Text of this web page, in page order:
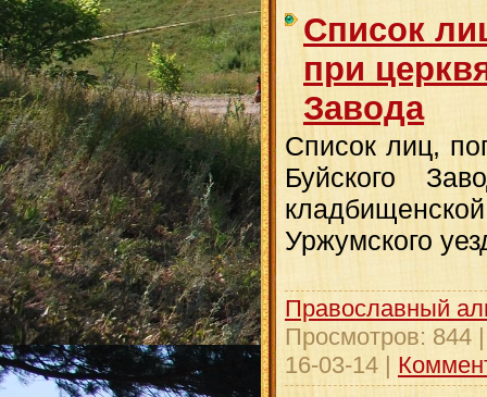
Список
при
Завода
Список лиц,
Буйского
Уржумского
Православный
Просмотров: 844
16-03-14 |